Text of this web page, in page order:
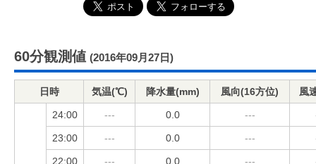
60分観測値 (2016年09月27日)
日時 気温(℃) 降水量(mm) 風向(16方位) 風
24:00 --- 0.0 ---
23:00 --- 0.0 ---
22:00 --- 0.0 ---